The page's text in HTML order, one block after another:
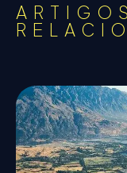
ARTIGOS